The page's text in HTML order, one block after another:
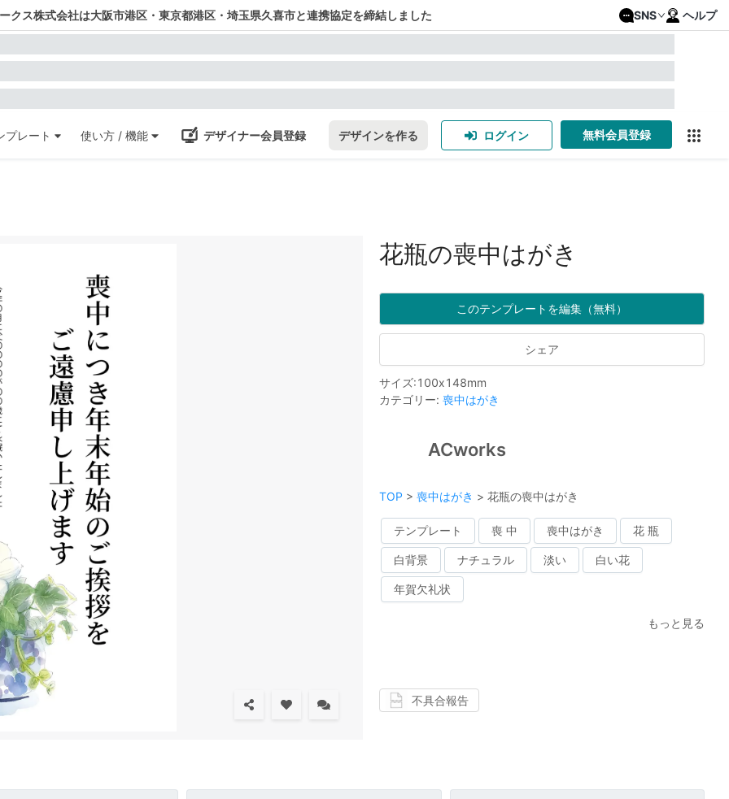
クス株式会社は大阪市港区・東京都港区・埼玉県久喜市と連携協定を締結しました SNS ヘルプ
プレート 使い方 / 機能 デザイナー会員登録 デザインを作る ログイン 無料会員登録
花瓶の喪中はがき
このテンプレートを編集（無料）
シェア
サイズ:100x148mm
カテゴリー: 喪中はがき
ACworks
TOP > 喪中はがき > 花瓶の喪中はがき
テンプレート 喪 中 喪中はがき 花 瓶
白背景 ナチュラル 淡い 白い花
年賀欠礼状
もっと見る
不具合報告